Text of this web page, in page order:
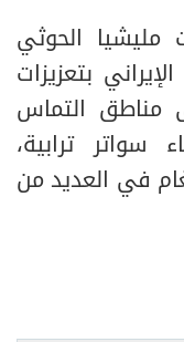
مليشيا الحوثي
بتعزيزات
مناطق التماس
سواتر ترابية،
في العديد من